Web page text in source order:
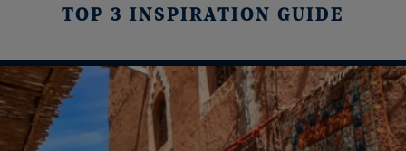
TOP 3 INSPIRATION GUIDE